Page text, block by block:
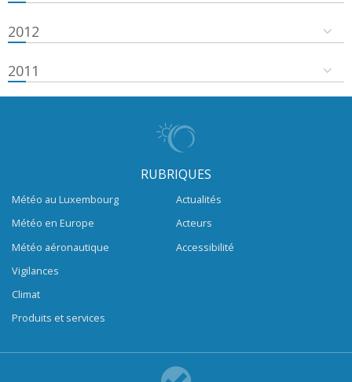
2012
2011
RUBRIQUES
Météo au Luxembourg
Météo en Europe
Météo aéronautique
Vigilances
Climat
Produits et services
Actualités
Acteurs
Accessibilité